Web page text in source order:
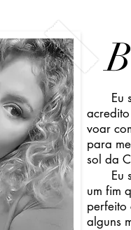
Eu
voar
para
sol da
Eu
um fim
alguns